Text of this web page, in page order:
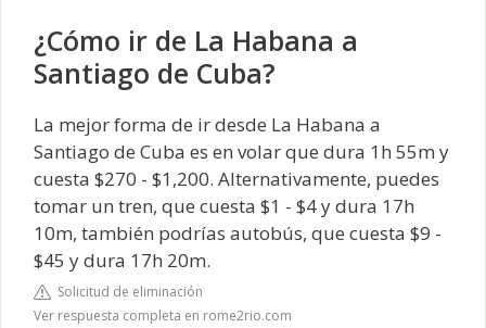
¿Cómo ir de La Habana a
Santiago de Cuba?
La mejor forma de ir desde La Habana a
Santiago de Cuba es en volar que dura 1h 55m y
cuesta $270 - $1,200. Alternativamente, puedes
tomar un tren, que cuesta $1 - $4 y dura 17h
10m, también podrías autobús, que cuesta $9 -
$45 y dura 17h 20m.
Solicitud de eliminación
Ver respuesta completa en rome2rio.com